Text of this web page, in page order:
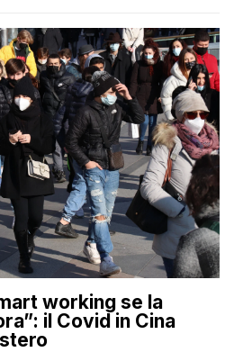
working se la
il Covid in Cina